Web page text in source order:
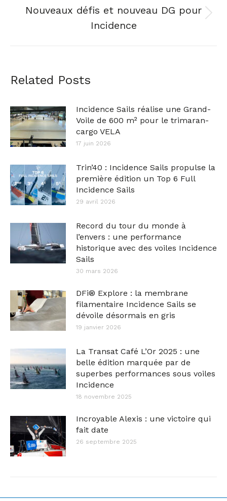
Nouveaux défis et nouveau DG pour
Incidence
Related Posts
Incidence Sails réalise une Grand-
Voile de 600 m² pour le trimaran-
cargo VELA
17 juin 2026
Trin’40 : Incidence Sails propulse la
première édition un Top 6 Full
Incidence Sails
29 avril 2026
Record du tour du monde à
l’envers : une performance
historique avec des voiles Incidence
Sails
30 mars 2026
DFi® Explore : la membrane
filamentaire Incidence Sails se
dévoile désormais en gris
19 janvier 2026
La Transat Café L’Or 2025 : une
belle édition marquée par de
superbes performances sous voiles
Incidence
18 novembre 2025
Incroyable Alexis : une victoire qui
fait date
26 septembre 2025